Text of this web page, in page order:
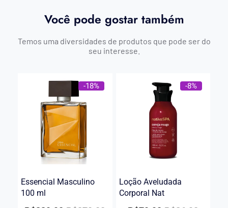
Você pode gostar também
Temos uma diversidades de produtos que pode ser do
seu interesse.
-18%
Essencial Masculino
100 ml
-8%
Loção Aveludada
Corporal Nat